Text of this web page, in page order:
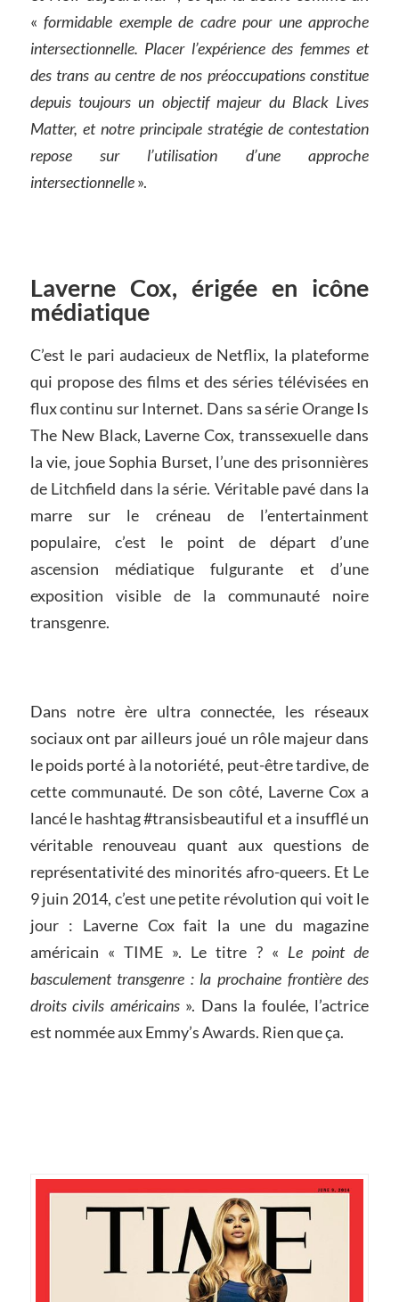
«formidable exemple de cadre pour une approche
intersectionnelle. Placer l’expérience des femmes et
des trans au centre de nos préoccupations constitue
depuis toujours un objectif majeur du Black Lives
Matter, et notre principale stratégie de contestation
repose sur l’utilisation d’une approche
intersectionnelle».
Laverne Cox, érigée en icône
médiatique
C’est le pari audacieux de Netflix, la plateforme
qui propose des films et des séries télévisées en
flux continu sur Internet. Dans sa série Orange Is
The New Black, Laverne Cox, transsexuelle dans
la vie, joue Sophia Burset, l’une des prisonnières
de Litchfield dans la série. Véritable pavé dans la
marre sur le créneau de l’entertainment
populaire, c’est le point de départ d’une
ascension médiatique fulgurante et d’une
exposition visible de la communauté noire
transgenre.
Dans notre ère ultra connectée, les réseaux
sociaux ont par ailleurs joué un rôle majeur dans
le poids porté à la notoriété, peut-être tardive, de
cette communauté. De son côté, Laverne Cox a
lancé le hashtag #transisbeautiful et a insufflé un
véritable renouveau quant aux questions de
représentativité des minorités afro-queers. Et Le
9 juin 2014, c’est une petite révolution qui voit le
jour : Laverne Cox fait la une du magazine
américain « TIME ». Le titre ? « Le point de
basculement transgenre : la prochaine frontière des
droits civils américains». Dans la foulée, l’actrice
est nommée aux Emmy’s Awards. Rien que ça.